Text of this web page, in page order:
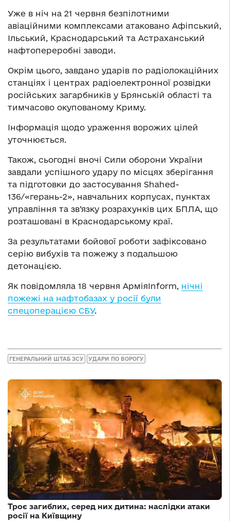
Уже в ніч на 21 червня безпілотними
авіаційними комплексами атаковано Афіпський,
Ільський, Краснодарський та Астраханський
нафтопереробні заводи.
Окрім цього, завдано ударів по радіолокаційних
станціях і центрах радіоелектронної розвідки
російських загарбників у Брянській області та
тимчасово окупованому Криму.
Інформація щодо ураження ворожих цілей
уточнюється.
Також, сьогодні вночі Сили оборони України
завдали успішного удару по місцях зберігання
та підготовки до застосування Shahed-
136/«герань-2», навчальних корпусах, пунктах
управління та зв’язку розрахунків цих БПЛА, що
розташовані в Краснодарському краї.
За результатами бойової роботи зафіксовано
серію вибухів та пожежу з подальшою
детонацією.
Як повідомляла 18 червня АрміяInform, нічні
пожежі на нафтобазах у росії були
спецоперацією СБУ.
ГЕНЕРАЛЬНИЙ ШТАБ ЗСУ УДАРИ ПО ВОРОГУ
Троє загиблих, серед них дитина: наслідки атаки
росії на Київщину